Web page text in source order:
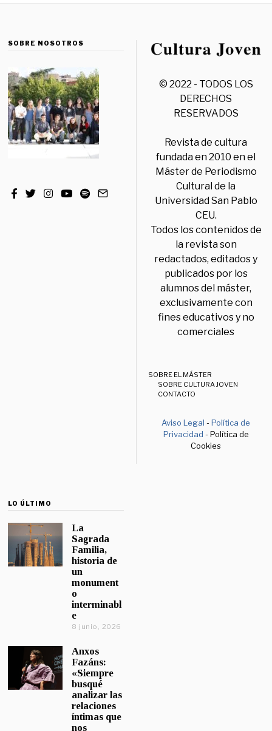
SOBRE NOSOTROS
© 2022 - TODOS LOS
DERECHOS
RESERVADOS
Revista de cultura
fundada en 2010 en el
Máster de Periodismo
Cultural de la
Universidad San Pablo
CEU.
Todos los contenidos de
la revista son
redactados, editados y
publicados por los
alumnos del máster,
exclusivamente con
fines educativos y no
comerciales
SOBRE EL MÁSTER
SOBRE CULTURA JOVEN
CONTACTO
Aviso Legal -Política de
Privacidad - Política de
Cookies
LO ÚLTIMO
La
Sagrada
Familia,
historia de
un
monument
o
interminabl
e
8 junio, 2026
Anxos
Fazáns:
«Siempre
busqué
analizar las
relaciones
íntimas que
nos